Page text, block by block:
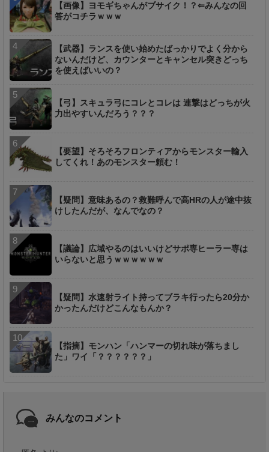
【画像】ヨモギちゃんがブサイク！？⇐みんなの回
答がコチラｗｗｗ
【武器】ランスを使い始めたばっかりでよく分から
ないんだけど、カウンターとキャンセル突きどっち
を使えばいいの？
【弓】スキュラ弓にコレとコレは 連撃はどっちが火
力出やすいんだろう？？？
【要望】そろそろフロンティアからモンスター輸入
してくれ！あのモンスター頼む！
【疑問】意味あるの？救難呼んで高HRの人が途中抜
けしたんだが、なんでなの？
【議論】広域やるのはいいけどサポ専ヒーラー専は
いらないと思うｗｗｗｗｗｗ
【疑問】水速射ライト持ってブラキ行ったら20分か
かったんだけどこんなもんか？
【指摘】モンハン「ハンマーの切れ味が落ちまし
た」ワイ「？？？？？？」
みんなのコメント